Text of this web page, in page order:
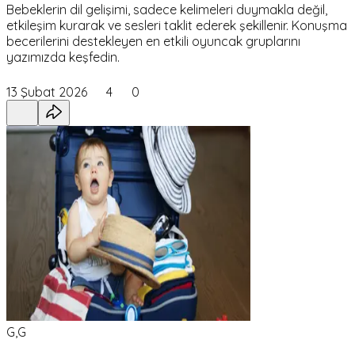
Bebeklerin dil gelişimi, sadece kelimeleri duymakla değil,
etkileşim kurarak ve sesleri taklit ederek şekillenir. Konuşma
becerilerini destekleyen en etkili oyuncak gruplarını
yazımızda keşfedin.
13 Şubat 2026 4 0
G,G